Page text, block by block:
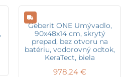
Geberit ONE Umývadlo,
90x48x14 cm, skrytý
prepad, bez otvoru na
batériu, vodorovný odtok,
KeraTect, biela
978,24 €